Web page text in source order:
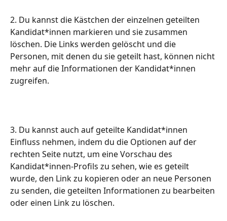
2. Du kannst die Kästchen der einzelnen geteilten
Kandidat*innen markieren und sie zusammen
löschen. Die Links werden gelöscht und die
Personen, mit denen du sie geteilt hast, können nicht
mehr auf die Informationen der Kandidat*innen
zugreifen.
3. Du kannst auch auf geteilte Kandidat*innen
Einfluss nehmen, indem du die Optionen auf der
rechten Seite nutzt, um eine Vorschau des
Kandidat*innen-Profils zu sehen, wie es geteilt
wurde, den Link zu kopieren oder an neue Personen
zu senden, die geteilten Informationen zu bearbeiten
oder einen Link zu löschen.